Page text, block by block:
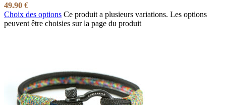
49.90 €
Choix des options Ce produit a plusieurs variations. Les options
peuvent être choisies sur la page du produit